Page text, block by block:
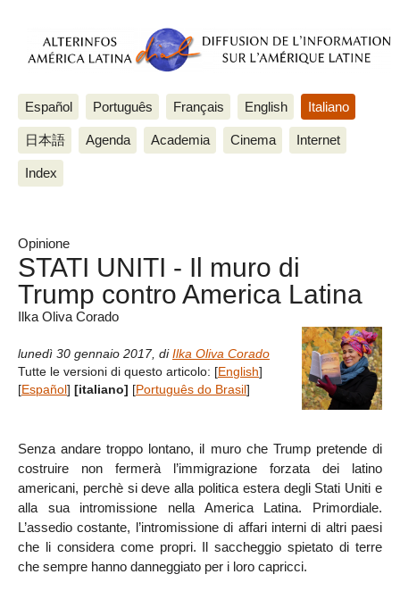
Español Português Français English Italiano
日本語 Agenda Academia Cinema Internet
Index
Opinione
STATI UNITI - Il muro di
Trump contro America Latina
Ilka Oliva Corado
lunedì 30 gennaio 2017, di Ilka Oliva Corado
Tutte le versioni di questo articolo: [English]
[Español] [italiano] [Português do Brasil]
Senza andare troppo lontano, il muro che Trump pretende di
costruire non fermerà l’immigrazione forzata dei latino
americani, perchè si deve alla politica estera degli Stati Uniti e
alla sua intromissione nella America Latina. Primordiale.
L’assedio costante, l’intromissione di affari interni di altri paesi
che li considera come propri. Il saccheggio spietato di terre
che sempre hanno danneggiato per i loro capricci.